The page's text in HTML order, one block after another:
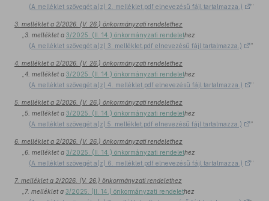
(A melléklet szövegét a(z) 2. melléklet.pdf elnevezésű fájl tartalmazza.)
”
3. melléklet a 2/2026. (V. 26.) önkormányzati rendelethez
3. melléklet a 3/2025. (II. 14.) önkormányzati rendelethez
(A melléklet szövegét a(z) 3. melléklet.pdf elnevezésű fájl tartalmazza.)
”
4. melléklet a 2/2026. (V. 26.) önkormányzati rendelethez
4. melléklet a 3/2025. (II. 14.) önkormányzati rendelethez
(A melléklet szövegét a(z) 4. melléklet.pdf elnevezésű fájl tartalmazza.)
”
5. melléklet a 2/2026. (V. 26.) önkormányzati rendelethez
5. melléklet a 3/2025. (II. 14.) önkormányzati rendelethez
(A melléklet szövegét a(z) 5. melléklet.pdf elnevezésű fájl tartalmazza.)
”
6. melléklet a 2/2026. (V. 26.) önkormányzati rendelethez
6. melléklet a 3/2025. (II. 14.) önkormányzati rendelethez
(A melléklet szövegét a(z) 6. melléklet.pdf elnevezésű fájl tartalmazza.)
”
7. melléklet a 2/2026. (V. 26.) önkormányzati rendelethez
7. melléklet a 3/2025. (II. 14.) önkormányzati rendelethez